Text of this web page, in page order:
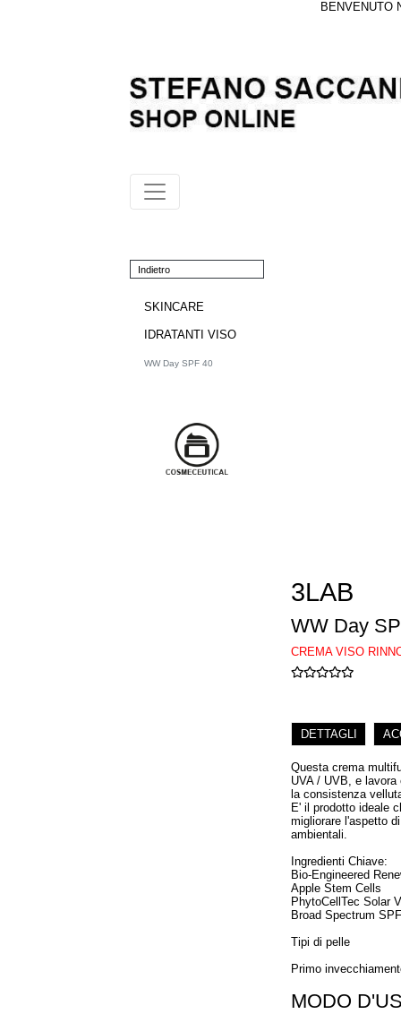
BENVENUTO
Indietro
SKINCARE
IDRATANTI VISO
WW Day SPF 40
3LAB
WW Day
CREMA VISO
DETTAGLI
Questa crema
UVA / UVB, e
la consistenza
E' il prodotto ideale
migliorare l'aspetto
ambientali.
Ingredienti Chiave:
Bio-Engineered
Apple Stem Cells
PhytoCellTec Solar
Broad Spectrum
Tipi di pelle
Primo
MODO